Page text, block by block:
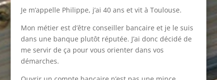
Je m’appelle Philippe, j’ai 40 ans et vit à Toulouse.
Mon métier est d’être conseiller bancaire et je le suis
dans une banque plutôt réputée. J’ai donc décidé de
me servir de ça pour vous orienter dans vos
démarches.